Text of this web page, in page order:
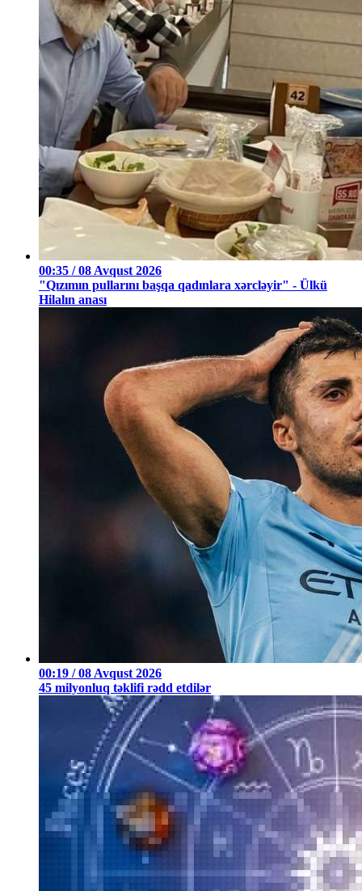
00:35 / 08 Avqust 2026
"Qızımın pullarını başqa qadınlara xərcləyir" - Ülkü
Hilalın anası
00:19 / 08 Avqust 2026
45 milyonluq təklifi rədd etdilər